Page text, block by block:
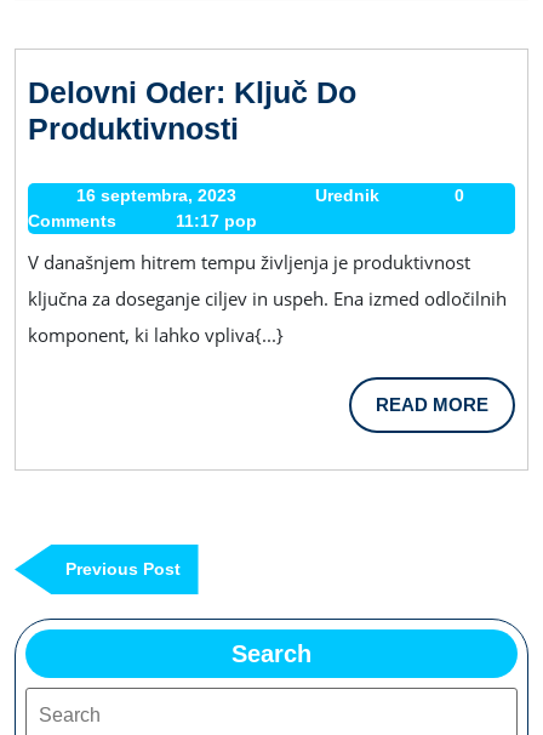
Delovni Oder: Ključ Do
Produktivnosti
Do
Produktivnosti
16 septembra, 2023
septembra,
Urednik
0
Comments
11:17 pop
V današnjem hitrem tempu življenja je produktivnost
ključna za doseganje ciljev in uspeh. Ena izmed odločilnih
komponent, ki lahko vpliva{...}
READ MOREREAD
MORE
Navigacija
prispevka
Previous PostPrevious
Post
Search